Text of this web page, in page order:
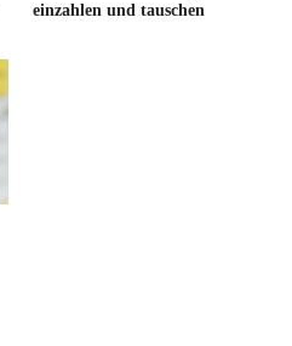
einzahlen und tauschen